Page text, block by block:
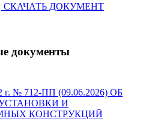
СКАЧАТЬ ДОКУМЕНТ
документы
г. № 712-ПП (09.06.2026) ОБ
И
КОНСТРУКЦИЙ